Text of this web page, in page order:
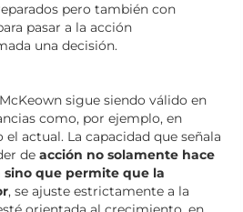
pero también con
pasar a la acción
una decisión.
sigue siendo válido en
como, por ejemplo, en
actual. La capacidad que señala
de acción no solamente hace
sino que permite que la
, se ajuste estrictamente a la